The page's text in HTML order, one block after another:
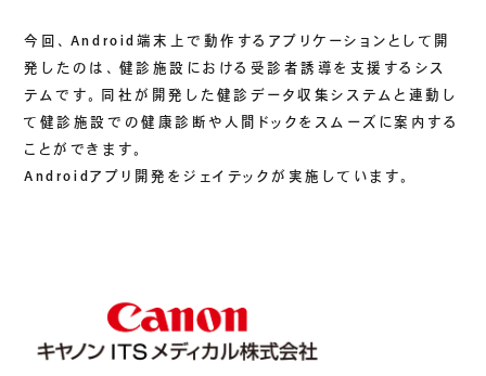
今回、Android端末上で動作するアプリケーションとして開
発したのは、健診施設における受診者誘導を支援するシス
テムです。同社が開発した健診データ収集システムと連動し
て健診施設での健康診断や人間ドックをスムーズに案内する
ことができます。
Androidアプリ開発をジェイテックが実施しています。